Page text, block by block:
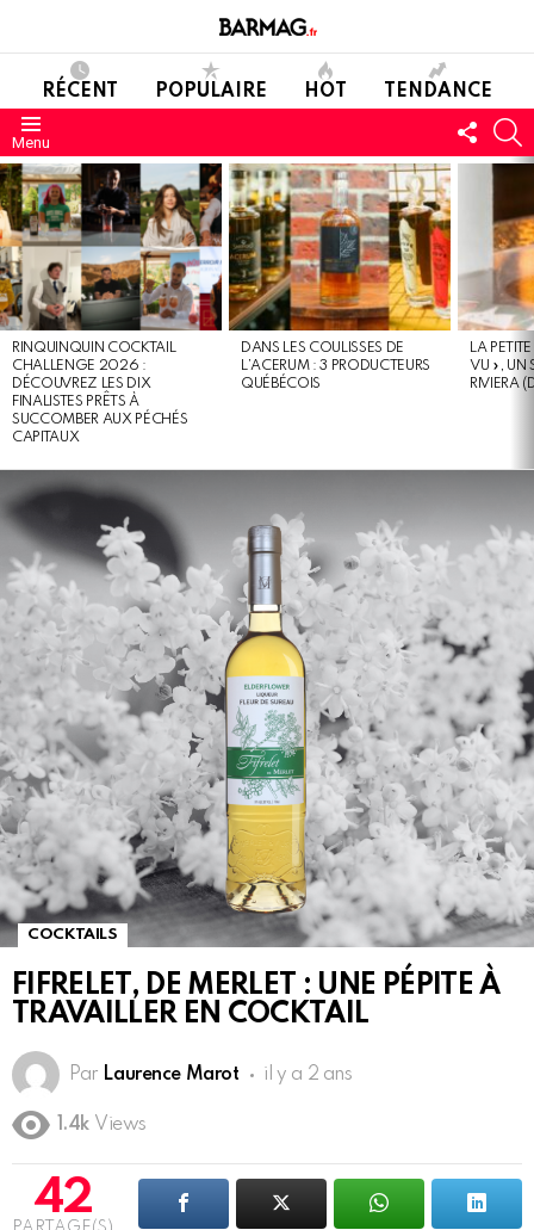
RÉCENT POPULAIRE HOT TENDANCE
Menu
NOUS
DERNIERS
MESSAGES
RINQUINQUIN COCKTAIL
CHALLENGE 2026 :
DÉCOUVREZ LES DIX
FINALISTES PRÊTS À
SUCCOMBER AUX PÉCHÉS
CAPITAUX
DANS LES COULISSES DE
L’ACERUM : 3 PRODUCTEURS
QUÉBÉCOIS
LA
VU », UN
RIVIERA
COCKTAILS
FIFRELET, DE MERLET : UNE PÉPITE À
TRAVAILLER EN COCKTAIL
Par Laurence Marot il y a 2 ans
1.4k Views
42